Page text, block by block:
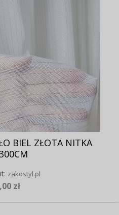
BIEL ZŁOTA NITKA
zakostyl.pl
zł